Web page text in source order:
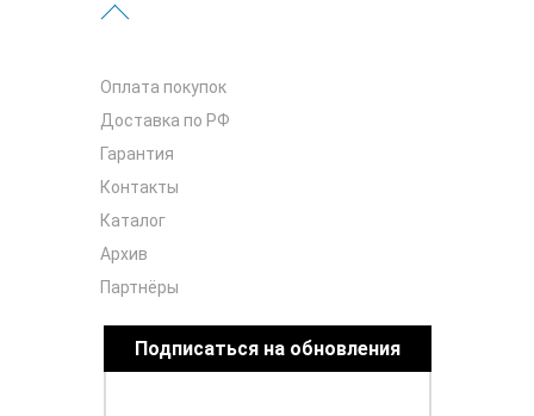
Оплата покупок
Доставка по РФ
Гарантия
Контакты
Каталог
Архив
Партнёры
Подписаться на обновления